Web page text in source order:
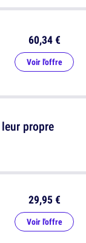
propre
60,34 €
Voir l'offre
29,95 €
Voir l'offre